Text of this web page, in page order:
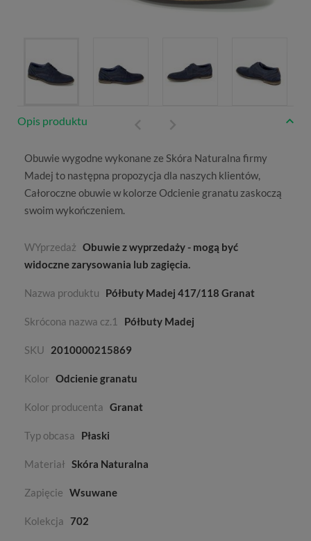
Opis produktu
Obuwie wygodne wykonane ze Skóra Naturalna firmy
Madej to następna propozycja dla naszych klientów,
Całoroczne obuwie w kolorze Odcienie granatu zaskoczą
swoim wykończeniem.
WYprzedaż Obuwie z wyprzedaży - mogą być
widoczne zarysowania lub zagięcia.
Nazwa produktu Półbuty Madej 417/118 Granat
Skrócona nazwa cz.1 Półbuty Madej
SKU 2010000215869
Kolor Odcienie granatu
Kolor producenta Granat
Typ obcasa Płaski
Materiał Skóra Naturalna
Zapięcie Wsuwane
Kolekcja 702